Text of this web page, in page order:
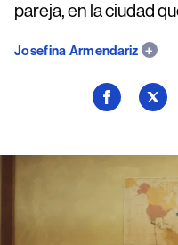
pareja, en la ciudad
Josefina Armendariz
Seguí
en
Facebook
Seguí
en